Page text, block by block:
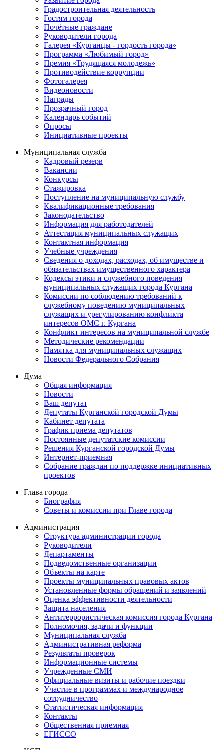
Градостроительная деятельность
Гостям города
Почётные граждане
Руководители города
Галерея «Курганцы - гордость города»
Программа «Любимый город»
Премия «Трудящаяся молодежь»
Противодействие коррупции
Фотогалерея
Видеоновости
Награды
Прозрачный город
Календарь событий
Опросы
Инициативные проекты
Муниципальная служба
Кадровый резерв
Вакансии
Конкурсы
Стажировка
Поступление на муниципальную службу
Квалификационные требования
Законодательство
Информация для работодателей
Аттестация муниципальных служащих
Контактная информация
Учебные учреждения
Сведения о доходах, расходах, об имуществе и
обязательствах имущественного характера
Кодексы этики и служебного поведения
муниципальных служащих города Кургана
Комиссии по соблюдению требований к
служебному поведению муниципальных
служащих и урегулированию конфликта
интересов ОМС г. Кургана
Конфликт интересов на муниципальной службе
Методические рекомендации
Памятка для муниципальных служащих
Новости Федерального Cобрания
Дума
Общая информация
Новости
Ваш депутат
Депутаты Курганской городской Думы
Кабинет депутата
График приема депутатов
Постоянные депутатские комиссии
Решения Курганской городской Думы
Интернет-приемная
Собрание граждан по поддержке инициативных
проектов
Глава города
Биография
Советы и комиссии при Главе города
Администрация
Структура администрации города
Руководители
Департаменты
Подведомственные организации
Объекты на карте
Проекты муниципальных правовых актов
Установленные формы обращений и заявлений
Оценка эффективности деятельности
Защита населения
Антитеррористическая комиссия города Кургана
Полномочия, задачи и функции
Муниципальная служба
Административная реформа
Результаты проверок
Информационные системы
Учрежденные СМИ
Официальные визиты и рабочие поездки
Участие в программах и международное
сотрудничество
Статистическая информация
Контакты
Общественная приемная
ЕГИССО